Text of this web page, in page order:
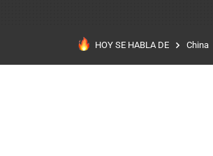
HOY SE HABLA DE China